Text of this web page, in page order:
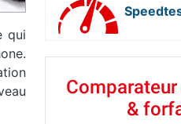
qui
&